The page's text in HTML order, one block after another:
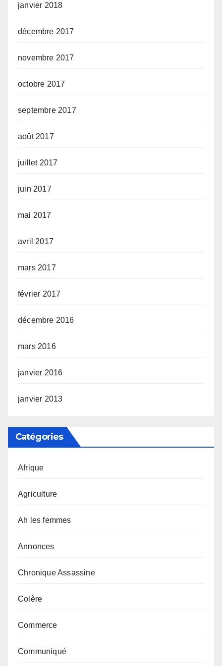
janvier 2018
décembre 2017
novembre 2017
octobre 2017
septembre 2017
août 2017
juillet 2017
juin 2017
mai 2017
avril 2017
mars 2017
février 2017
décembre 2016
mars 2016
janvier 2016
janvier 2013
Catégories
Afrique
Agriculture
Ah les femmes
Annonces
Chronique Assassine
Colère
Commerce
Communiqué